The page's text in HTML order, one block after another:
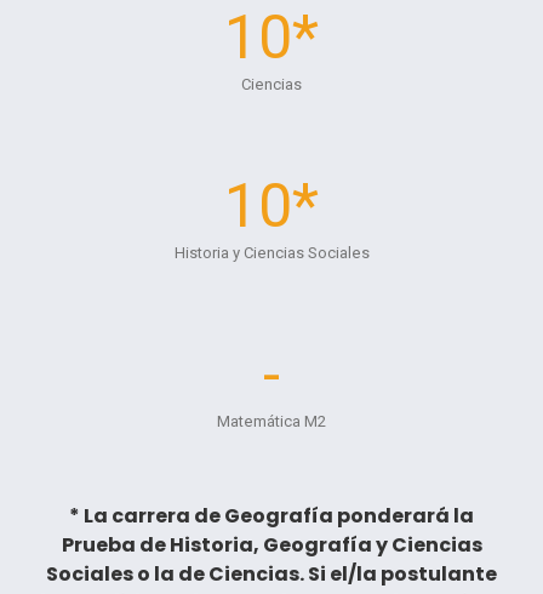
10*
Ciencias
10*
Historia y Ciencias Sociales
-
Matemática M2
* La carrera de Geografía ponderará la
Prueba de Historia, Geografía y Ciencias
Sociales o la de Ciencias. Si el/la postulante